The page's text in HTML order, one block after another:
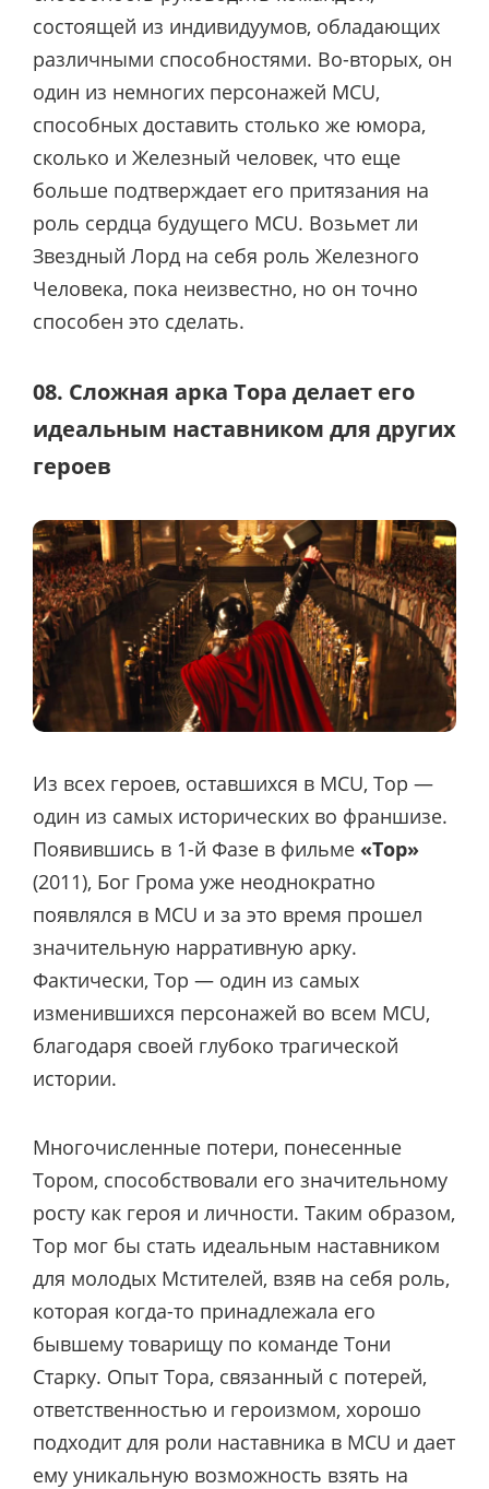
состоящей из индивидуумов, обладающих
различными способностями. Во-вторых, он
один из немногих персонажей MCU,
способных доставить столько же юмора,
сколько и Железный человек, что еще
больше подтверждает его притязания на
роль сердца будущего MCU. Возьмет ли
Звездный Лорд на себя роль Железного
Человека, пока неизвестно, но он точно
способен это сделать.
08. Сложная арка Тора делает его
идеальным наставником для других
героев
Из всех героев, оставшихся в MCU, Тор —
один из самых исторических во франшизе.
Появившись в 1-й Фазе в фильме «Тор»
(2011), Бог Грома уже неоднократно
появлялся в MCU и за это время прошел
значительную нарративную арку.
Фактически, Тор — один из самых
изменившихся персонажей во всем MCU,
благодаря своей глубоко трагической
истории.
Многочисленные потери, понесенные
Тором, способствовали его значительному
росту как героя и личности. Таким образом,
Тор мог бы стать идеальным наставником
для молодых Мстителей, взяв на себя роль,
которая когда-то принадлежала его
бывшему товарищу по команде Тони
Старку. Опыт Тора, связанный с потерей,
ответственностью и героизмом, хорошо
подходит для роли наставника в MCU и дает
ему уникальную возможность взять на